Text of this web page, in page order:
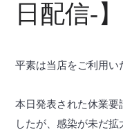
日配信-】
平素は当店をご利用い
本日発表された休業
したが、感染が未だ